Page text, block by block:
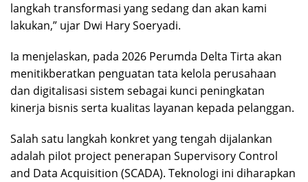
langkah transformasi yang sedang dan akan kami
lakukan,” ujar Dwi Hary Soeryadi.
Ia menjelaskan, pada 2026 Perumda Delta Tirta akan
menitikberatkan penguatan tata kelola perusahaan
dan digitalisasi sistem sebagai kunci peningkatan
kinerja bisnis serta kualitas layanan kepada pelanggan.
Salah satu langkah konkret yang tengah dijalankan
adalah pilot project penerapan Supervisory Control
and Data Acquisition (SCADA). Teknologi ini diharapkan